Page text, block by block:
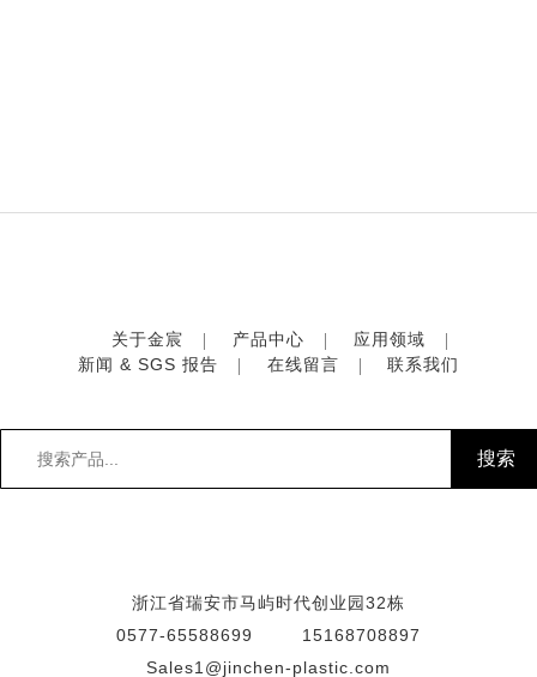
关于金宸 产品中心
应用领域
新闻 & SGS 报告
在线留言 联系我们
浙江省瑞安市马屿时代创业园32栋
0577-65588699
15168708897
Sales1@jinchen-plastic.com